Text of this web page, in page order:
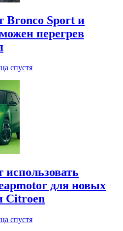
Bronco Sport и
перегрев
спустя
использовать
для новых
Citroen
спустя